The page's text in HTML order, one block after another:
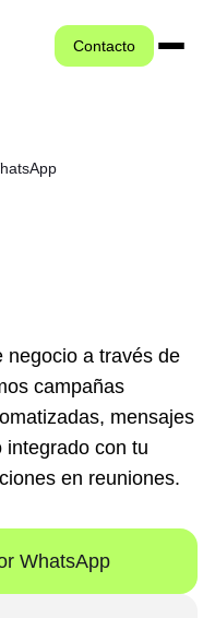
Contacto
negocio a través de
campañas
mensajes
integrado con tu
en reuniones.
WhatsApp